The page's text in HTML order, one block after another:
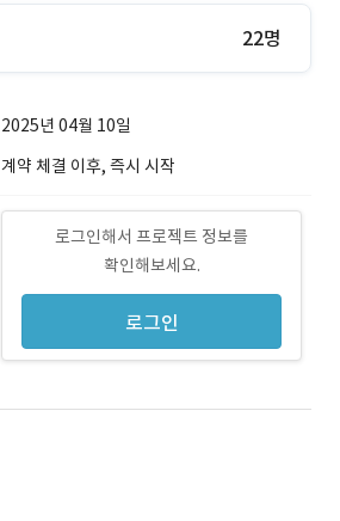
22명
2025년 04월 10일
계약 체결 이후, 즉시 시작
로그인해서 프로젝트 정보를
확인해보세요.
로그인